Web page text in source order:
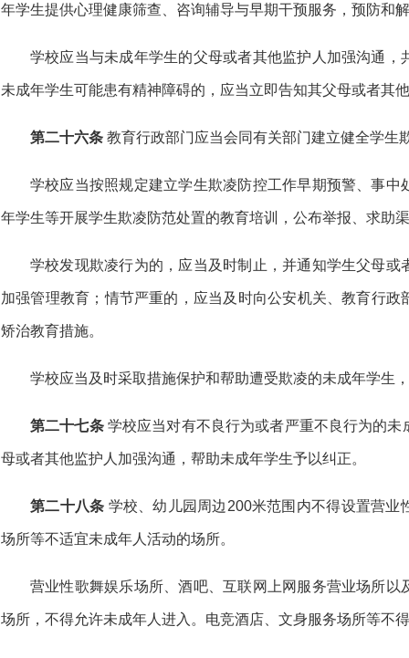
年学生提供心理健康筛查、咨询辅导与早期干预服务，预防和
学校应当与未成年学生的父母或者其他监护人加强沟通
未成年学生可能患有精神障碍的，应当立即告知其父母或者其
第二十六条 教育行政部门应当会同有关部门建立健全学生
学校应当按照规定建立学生欺凌防控工作早期预警、事
年学生等开展学生欺凌防范处置的教育培训，公布举报、求助
学校发现欺凌行为的，应当及时制止，并通知学生父母
加强管理教育；情节严重的，应当及时向公安机关、教育行
矫治教育措施。
学校应当及时采取措施保护和帮助遭受欺凌的未成年学生
第二十七条学校应当对有不良行为或者严重不良行为的
母或者其他监护人加强沟通，帮助未成年学生予以纠正。
第二十八条 学校、幼儿园周边200米范围内不得设置营
场所等不适宜未成年人活动的场所。
营业性歌舞娱乐场所、酒吧、互联网上网服务营业场所
场所，不得允许未成年人进入。电竞酒店、文身服务场所等不